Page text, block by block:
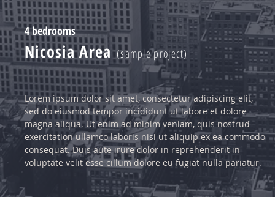
4 bedrooms
Nicosia Area(sample project)
Lorem ipsum dolor sit amet, consectetur adipiscing elit,
sed do eiusmod tempor incididunt ut labore et dolore
magna aliqua. Ut enim ad minim veniam, quis nostrud
exercitation ullamco laboris nisi ut aliquip ex ea commodo
consequat. Duis aute irure dolor in reprehenderit in
voluptate velit esse cillum dolore eu fugiat nulla pariatur.